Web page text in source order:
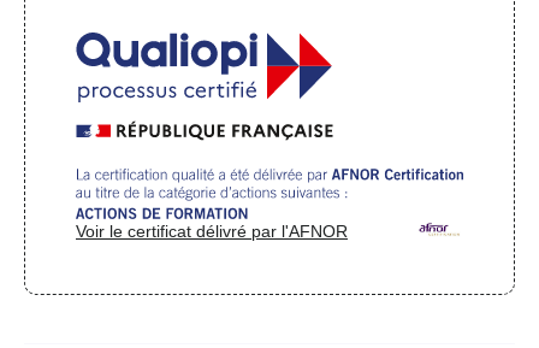
Voir le certificat délivré par l'AFNOR